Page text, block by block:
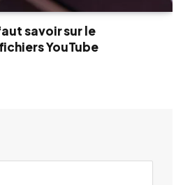
savoir sur le
YouTube